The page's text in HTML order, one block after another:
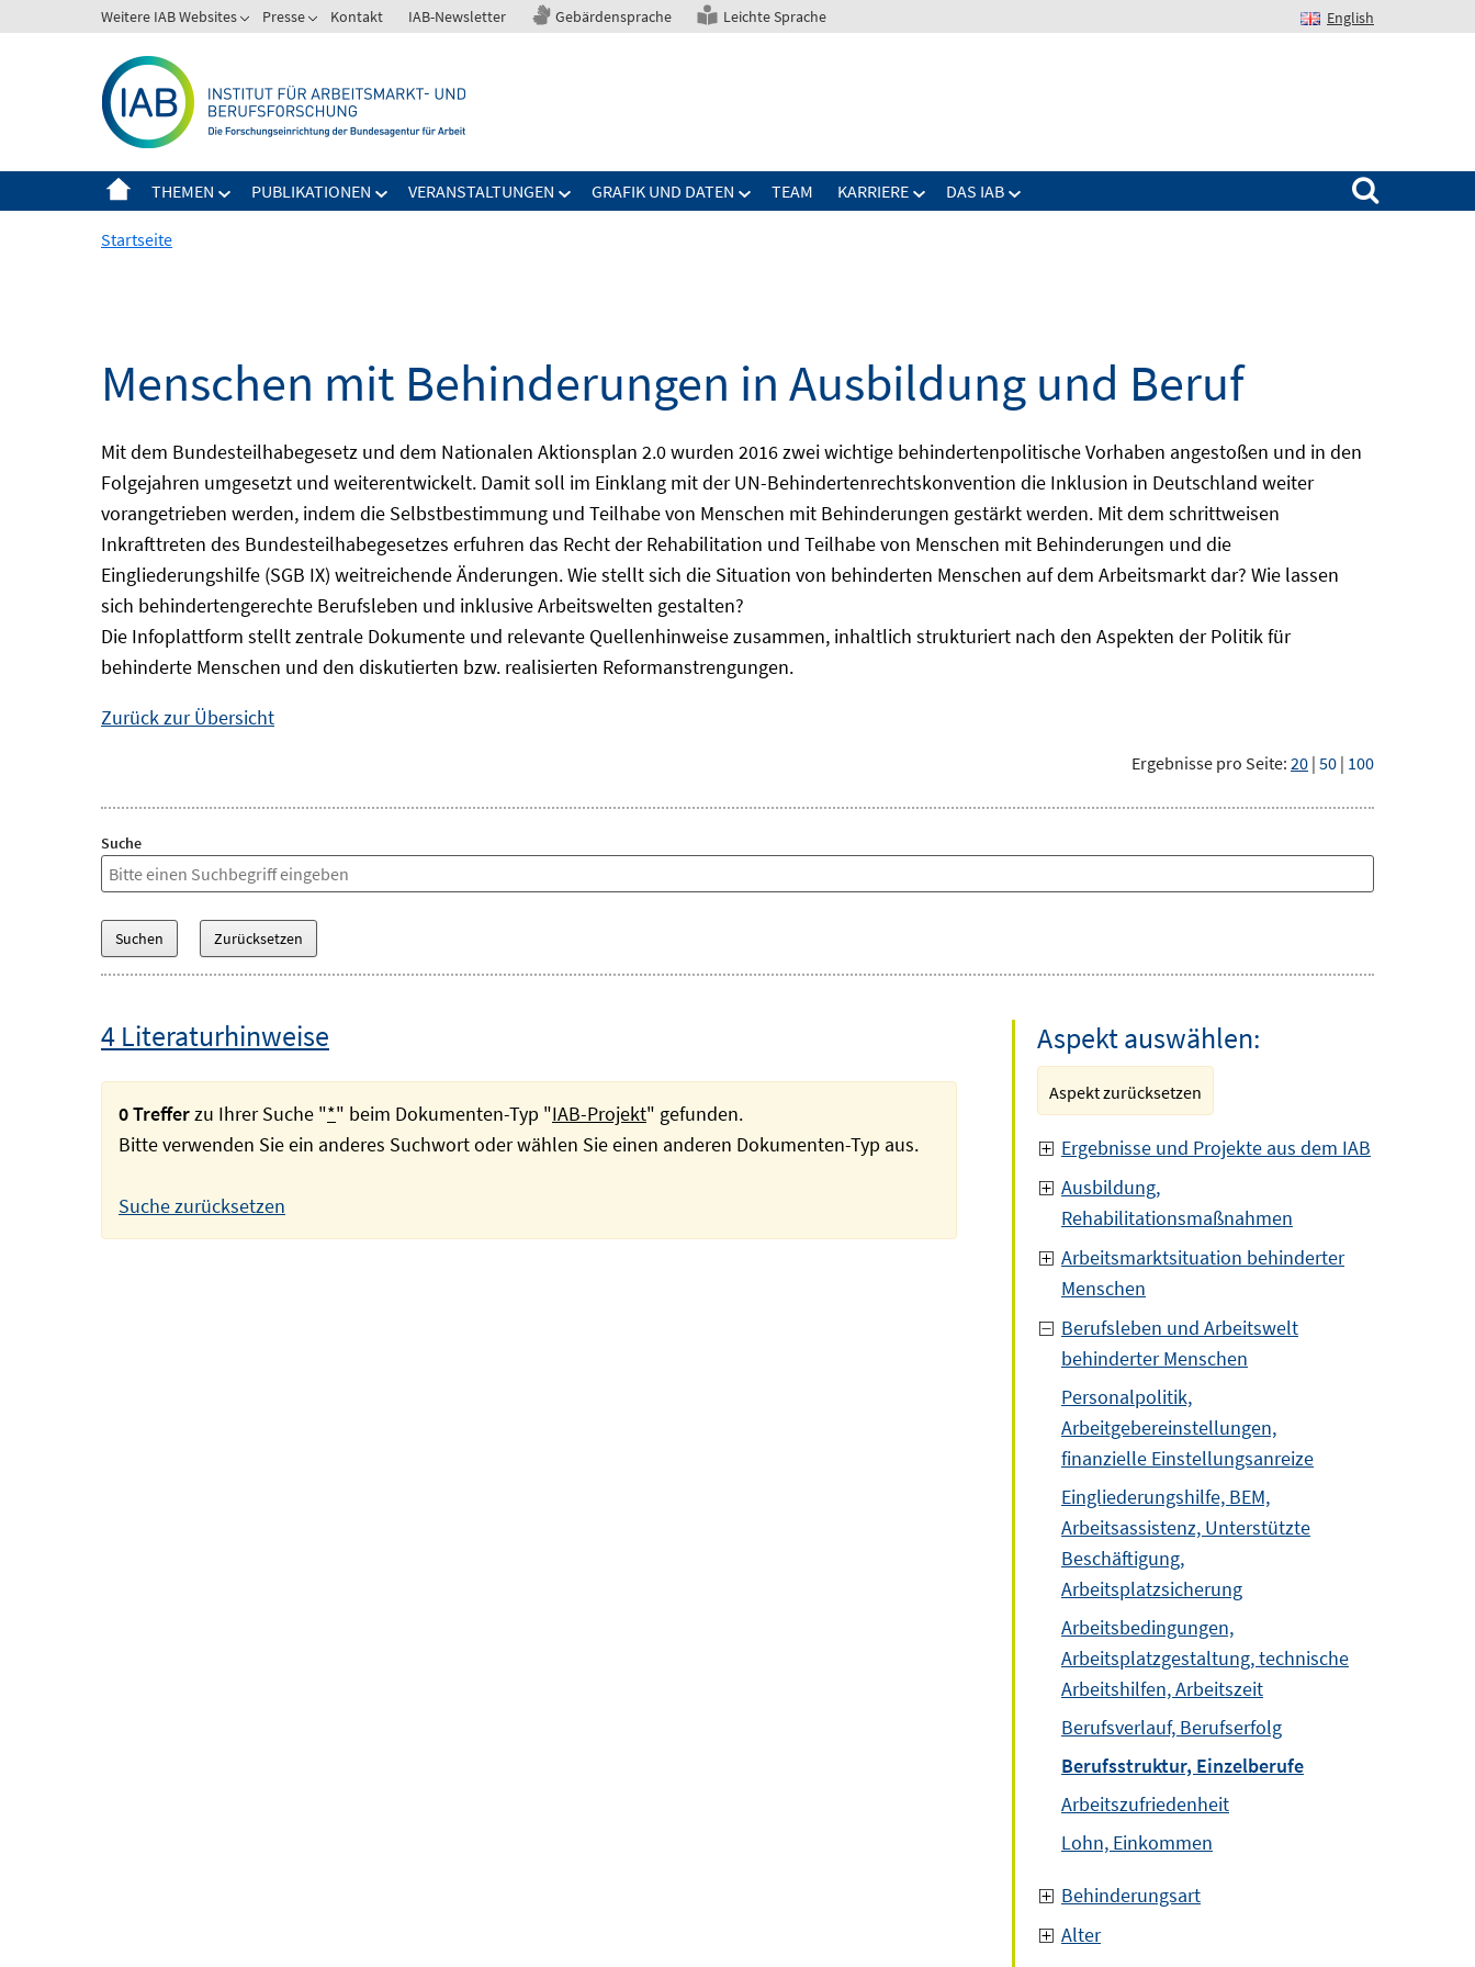
zum
Weitere IAB Websites Presse Kontakt IAB-Newsletter Gebärdensprache Leichte Sprache English
THEMEN PUBLIKATIONEN VERANSTALTUNGEN GRAFIK UND DATEN TEAM KARRIERE DAS IAB
Suchen nach:
Startseite
Menschen mit Behinderungen in Ausbildung und Beruf
Mit dem Bundesteilhabegesetz und dem Nationalen Aktionsplan 2.0 wurden 2016 zwei wichtige behindertenpolitische Vorhaben angestoßen und in den
Folgejahren umgesetzt und weiterentwickelt. Damit soll im Einklang mit der UN-Behindertenrechtskonvention die Inklusion in Deutschland weiter
vorangetrieben werden, indem die Selbstbestimmung und Teilhabe von Menschen mit Behinderungen gestärkt werden. Mit dem schrittweisen
Inkrafttreten des Bundesteilhabegesetzes erfuhren das Recht der Rehabilitation und Teilhabe von Menschen mit Behinderungen und die
Eingliederungshilfe (SGB IX) weitreichende Änderungen. Wie stellt sich die Situation von behinderten Menschen auf dem Arbeitsmarkt dar? Wie lassen
sich behindertengerechte Berufsleben und inklusive Arbeitswelten gestalten?
Die Infoplattform stellt zentrale Dokumente und relevante Quellenhinweise zusammen, inhaltlich strukturiert nach den Aspekten der Politik für
behinderte Menschen und den diskutierten bzw. realisierten Reformanstrengungen.
Zurück zur Übersicht
Ergebnisse pro Seite: 20 | 50 | 100
Suche
4 Literaturhinweise
0 Trefferzu Ihrer Suche "*" beim Dokumenten-Typ "IAB-Projekt" gefunden.
Bitte verwenden Sie ein anderes Suchwort oder wählen Sie einen anderen Dokumenten-Typ aus.
Suche zurücksetzen
Aspekt auswählen:
Aspekt zurücksetzen
Ergebnisse und Projekte aus dem IAB
Ausbildung,
Rehabilitationsmaßnahmen
Arbeitsmarktsituation behinderter
Menschen
Berufsleben und Arbeitswelt
behinderter Menschen
Personalpolitik,
Arbeitgebereinstellungen,
finanzielle Einstellungsanreize
Eingliederungshilfe, BEM,
Arbeitsassistenz, Unterstützte
Beschäftigung,
Arbeitsplatzsicherung
Arbeitsbedingungen,
Arbeitsplatzgestaltung, technische
Arbeitshilfen, Arbeitszeit
Berufsverlauf, Berufserfolg
Berufsstruktur, Einzelberufe
Arbeitszufriedenheit
Lohn, Einkommen
Behinderungsart
Alter